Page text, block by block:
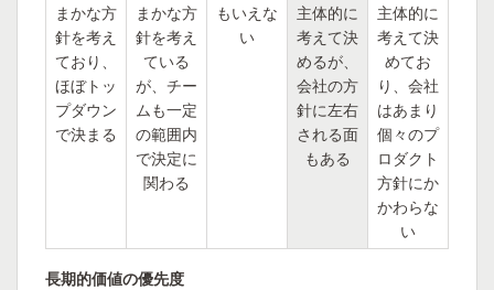
まかな方
針を考え
ており、
ほぼトッ
プダウン
で決まる
まかな方
針を考え
ている
が、チー
ムも一定
の範囲内
で決定に
関わる
もいえな
い
主体的に
考えて決
めるが、
会社の方
針に左右
される面
もある
主体的に
考えて決
めてお
り、会社
はあまり
個々のプ
ロダクト
方針にか
かわらな
い
長期的価値の優先度